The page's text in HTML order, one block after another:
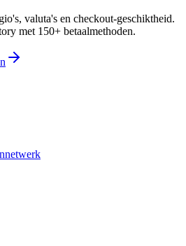
valuta's en checkout-geschiktheid.
met 150+ betaalmethoden.